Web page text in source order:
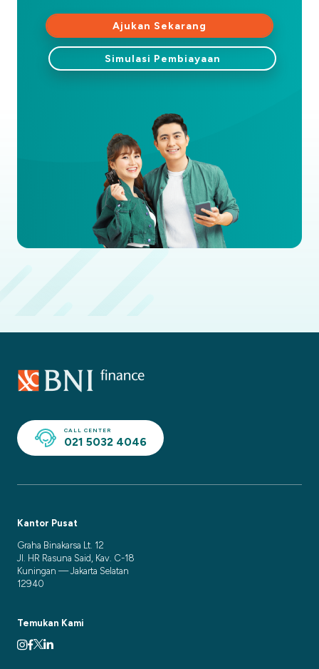
Ajukan Sekarang
Simulasi Pembiayaan
CALL CENTER
021 5032 4046
Kantor Pusat
Graha Binakarsa Lt. 12
Jl. HR Rasuna Said, Kav. C-18
Kuningan — Jakarta Selatan
12940
Temukan Kami